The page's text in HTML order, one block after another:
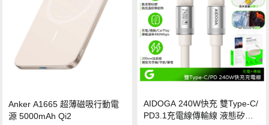
Anker A1665 超薄磁吸行動電
源 5000mAh Qi2
AIDOGA 240W快充 雙Type-C/
PD3.1充電線傳輸線 液態矽膠